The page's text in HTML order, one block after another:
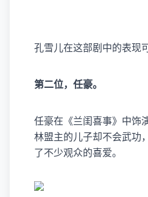
孔雪儿在这部剧中的表现
第二位，任豪。
任豪在《兰闺喜事》中饰
林盟主的儿子却不会武功
了不少观众的喜爱。